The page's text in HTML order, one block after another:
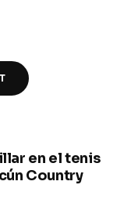
en el tenis
Country